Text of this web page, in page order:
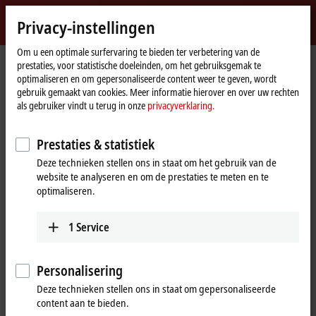
Beckhoff
-
New
Automation
Technology
Home
page
Bedrijf
Nieuws
JR
Automation
®: Highly flexible automation with modular assembly
platform
Wanneer u op 'Acceptere' klikt, tonen wij de video en passen we
de privacy-instellingen aan, hierbij wordt externe inhoud van
Vimeo geladen. Raadpleeg hier onze
Feb 29, 2024
Privacy-instellingen
Om u een optimale surfervaring te bieden ter verbetering van de
prestaties, voor statistische doeleinden, om het gebruiksgemak te
optimaliseren en om gepersonaliseerde content weer te geven, wordt
gebruik gemaakt van cookies. Meer informatie hierover en over uw rechten
als gebruiker vindt u terug in onze privacyverklaring.
Prestaties & statistiek
Deze technieken stellen ons in staat om het gebruik van de
website te analyseren en om de prestaties te meten en te
optimaliseren.
1 Service
Personalisering
Deze technieken stellen ons in staat om gepersonaliseerde
content aan te bieden.